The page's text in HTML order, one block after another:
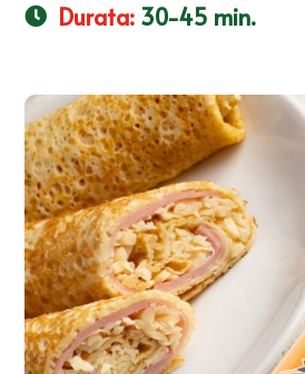
Durata: 30-45 min.